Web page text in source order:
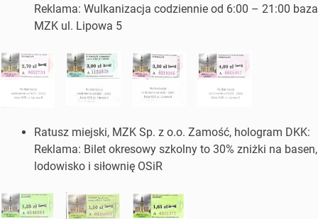
Reklama: Wulkanizacja codziennie od 6:00 – 21:00 baza
MZK ul. Lipowa 5
Ratusz miejski, MZK Sp. z o.o. Zamość, hologram DKK:
Reklama: Bilet okresowy szkolny to 30% zniżki na basen,
lodowisko i siłownię OSiR